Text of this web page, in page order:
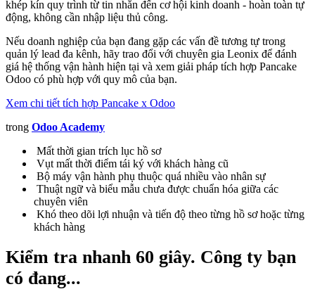
khép kín quy trình từ tin nhắn đến cơ hội kinh doanh - hoàn toàn tự
động, không cần nhập liệu thủ công.
Nếu doanh nghiệp của bạn đang gặp các vấn đề tương tự trong
quản lý lead đa kênh, hãy trao đổi với chuyên gia Leonix để đánh
giá hệ thống vận hành hiện tại và xem giải pháp tích hợp Pancake
Odoo có phù hợp với quy mô của bạn.
Xem chi tiết tích hợp Pancake x Odoo
trong Odoo Academy
Mất thời gian trích lục hồ sơ
Vụt mất thời điểm tái ký với khách hàng cũ
Bộ máy vận hành phụ thuộc quá nhiều vào nhân sự
Thuật ngữ và biểu mẫu chưa được chuẩn hóa giữa các
chuyên viên
Khó theo dõi lợi nhuận và tiến độ theo từng hồ sơ hoặc từng
khách hàng
Kiểm tra nhanh 60 giây. Công ty bạn
có đang...